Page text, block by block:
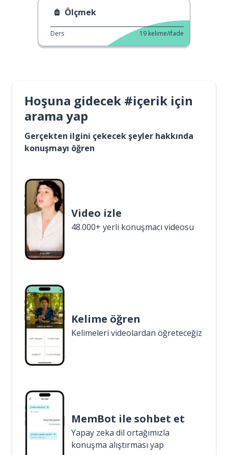
Ölçmek
Ders 19 kelime/ifade
Hoşuna gidecek #içerik için
arama yap
Gerçekten ilgini çekecek şeyler hakkında
konuşmayı öğren
Video izle
48.000+ yerli konuşmacı videosu
Kelime öğren
Kelimeleri videolardan öğreteceğiz
MemBot ile sohbet et
Yapay zeka dil ortağımızla
konuşma alıştırması yap